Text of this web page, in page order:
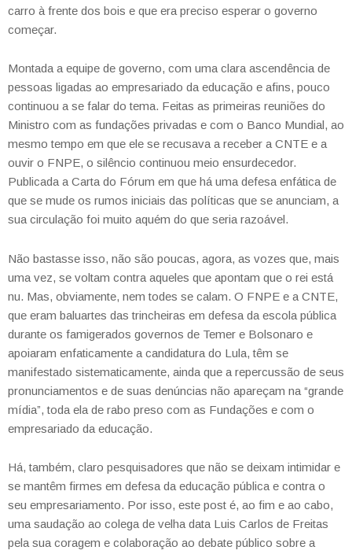
carro à frente dos bois e que era preciso esperar o governo
começar.
Montada a equipe de governo, com uma clara ascendência de
pessoas ligadas ao empresariado da educação e afins, pouco
continuou a se falar do tema. Feitas as primeiras reuniões do
Ministro com as fundações privadas e com o Banco Mundial, ao
mesmo tempo em que ele se recusava a receber a CNTE e a
ouvir o FNPE, o silêncio continuou meio ensurdecedor.
Publicada a Carta do Fórum em que há uma defesa enfática de
que se mude os rumos iniciais das políticas que se anunciam, a
sua circulação foi muito aquém do que seria razoável.
Não bastasse isso, não são poucas, agora, as vozes que, mais
uma vez, se voltam contra aqueles que apontam que o rei está
nu. Mas, obviamente, nem todes se calam. O FNPE e a CNTE,
que eram baluartes das trincheiras em defesa da escola pública
durante os famigerados governos de Temer e Bolsonaro e
apoiaram enfaticamente a candidatura do Lula, têm se
manifestado sistematicamente, ainda que a repercussão de seus
pronunciamentos e de suas denúncias não apareçam na “grande
mídia”, toda ela de rabo preso com as Fundações e com o
empresariado da educação.
Há, também, claro pesquisadores que não se deixam intimidar e
se mantêm firmes em defesa da educação pública e contra o
seu empresariamento. Por isso, este post é, ao fim e ao cabo,
uma saudação ao colega de velha data Luis Carlos de Freitas
pela sua coragem e colaboração ao debate público sobre a